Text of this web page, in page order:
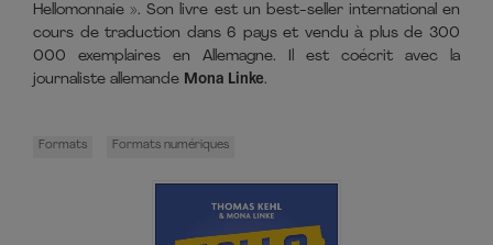
Hellomonnaie ». Son livre est un best-seller international en
cours de traduction dans 6 pays et vendu à plus de 300
000 exemplaires en Allemagne. Il est coécrit avec la
journaliste allemande Mona Linke.
Formats Formats numériques
souhaitez. Conformément à la loi Informatique et libertés du
6/01/1978 modifiée, et au Règlement UE/2016/679, vous